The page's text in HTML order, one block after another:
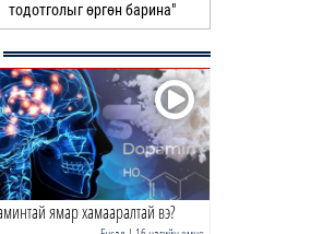
тодотголыг өргөн барина"
Ази тивийн аварга
шалгаруулах Олон улсын
таеквон-догийн XI тэмцээн
Мон…
0 | 18 цагийн өмнө
ТББХ | 23 удаа хуралдаж, 72
ямар хамааралтай вэ?